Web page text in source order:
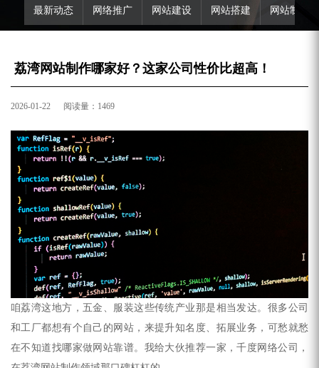
最新动态 网络推广 网站建设 网站搭建 网站制作
荔湾网站制作哪家好？这家公司性价比超高！
2026-01-22 阅读量：1469
咱荔湾这地方，五金、服装这些传统产业那是相当发达。很多公司
和工厂都想有个自己的网站，来提升知名度、拓展业务，可愁就愁
在不知道找哪家做网站靠谱。我给大伙推荐一家，千度网络公司，